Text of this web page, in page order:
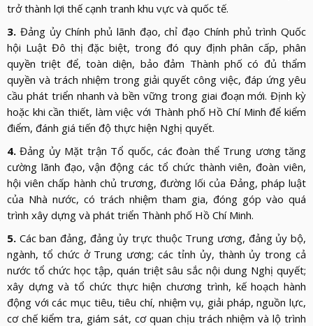
trở thành lợi thế cạnh tranh khu vực và quốc tế.
3. Đảng ủy Chính phủ lãnh đạo, chỉ đạo Chính phủ trình Quốc
hội Luật Đô thị đặc biệt, trong đó quy định phân cấp, phân
quyền triệt để, toàn diện, bảo đảm Thành phố có đủ thẩm
quyền và trách nhiệm trong giải quyết công việc, đáp ứng yêu
cầu phát triển nhanh và bền vững trong giai đoạn mới. Định kỳ
hoặc khi cần thiết, làm việc với Thành phố Hồ Chí Minh để kiểm
điểm, đánh giá tiến độ thực hiện Nghị quyết.
4.Đảng ủy Mặt trận Tổ quốc, các đoàn thể Trung ương tăng
cường lãnh đạo, vận động các tổ chức thành viên, đoàn viên,
hội viên chấp hành chủ trương, đường lối của Đảng, pháp luật
của Nhà nước, có trách nhiệm tham gia, đóng góp vào quá
trình xây dựng và phát triển Thành phố Hồ Chí Minh.
5. Các ban đảng, đảng ủy trực thuộc Trung ương, đảng ủy bộ,
ngành, tổ chức ở Trung ương; các tỉnh ủy, thành ủy trong cả
nước tổ chức học tập, quán triệt sâu sắc nội dung Nghị quyết;
xây dựng và tổ chức thực hiện chương trình, kế hoạch hành
động với các mục tiêu, tiêu chí, nhiệm vụ, giải pháp, nguồn lực,
cơ chế kiểm tra, giám sát, cơ quan chịu trách nhiệm và lộ trình